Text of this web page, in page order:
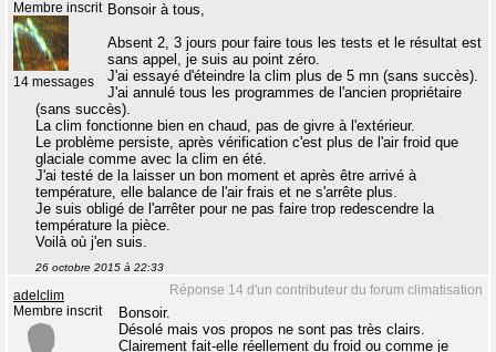
Membre inscrit
14 messages
Bonsoir à tous,
Absent 2, 3 jours pour faire tous les tests et le résultat est
sans appel, je suis au point zéro.
J'ai essayé d'éteindre la clim plus de 5 mn (sans succès).
J'ai annulé tous les programmes de l'ancien propriétaire
(sans succès).
La clim fonctionne bien en chaud, pas de givre à l'extérieur.
Le problème persiste, après vérification c'est plus de l'air froid que
glaciale comme avec la clim en été.
J'ai testé de la laisser un bon moment et après être arrivé à
température, elle balance de l'air frais et ne s'arrête plus.
Je suis obligé de l'arrêter pour ne pas faire trop redescendre la
température la pièce.
Voilà où j'en suis.
26 octobre 2015 à 22:33
Réponse 14 d'un contributeur du forum climatisation
adelclim
Membre inscrit
Bonsoir.
Désolé mais vos propos ne sont pas très clairs.
Clairement fait-elle réellement du froid ou comme je